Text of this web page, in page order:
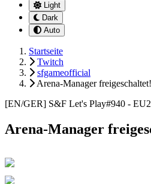
Light
Dark
Auto
Startseite
Twitch
sfgameofficial
Arena-Manager
[EN/GER] S&F Let's Play#940 -
Arena-Manager